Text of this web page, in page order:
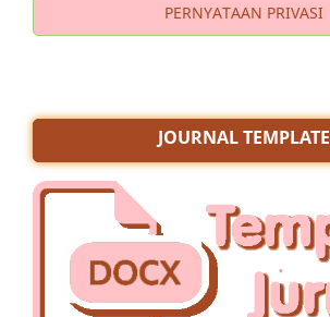
PERNYATAAN PRIVASI
JOURNAL TEMPLATE